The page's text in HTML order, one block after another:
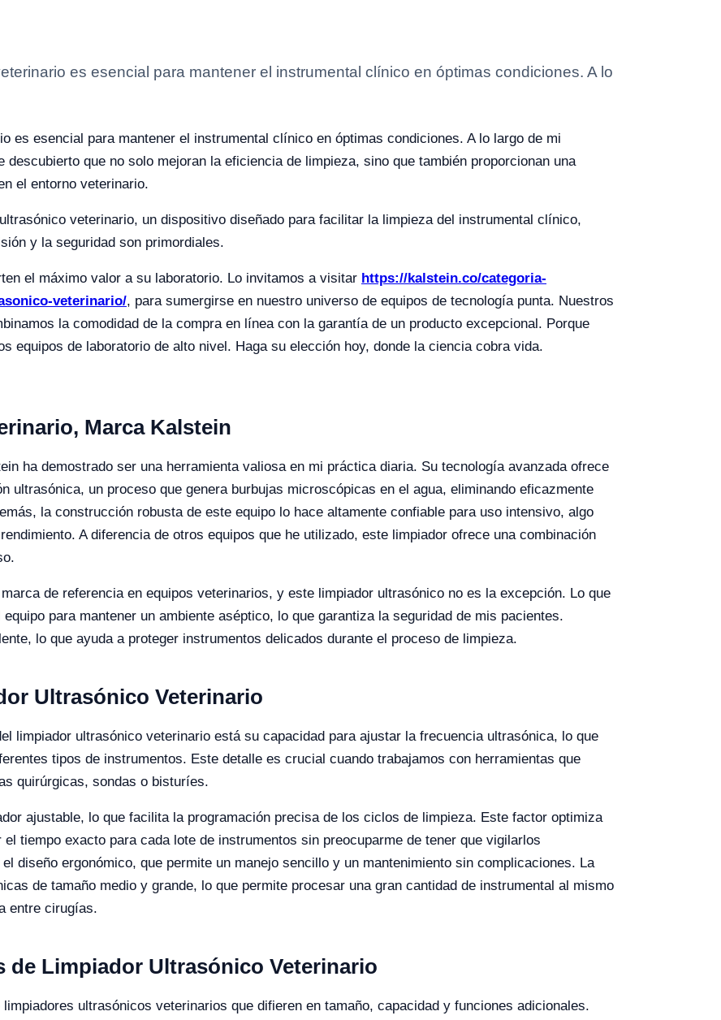
es esencial para mantener el instrumental clínico en óptimas condiciones. A lo
es esencial para mantener el instrumental clínico en óptimas condiciones. A lo largo de mi
que no solo mejoran la eficiencia de limpieza, sino que también proporcionan una
el entorno veterinario.
veterinario, un dispositivo diseñado para facilitar la limpieza del instrumental clínico,
y la seguridad son primordiales.
el máximo valor a su laboratorio. Lo invitamos a visitar https://kalstein.co/categoria-
veterinario/, para sumergirse en nuestro universo de equipos de tecnología punta. Nuestros
la comodidad de la compra en línea con la garantía de un producto excepcional. Porque
equipos de laboratorio de alto nivel. Haga su elección hoy, donde la ciencia cobra vida.
Marca Kalstein
ha demostrado ser una herramienta valiosa en mi práctica diaria. Su tecnología avanzada ofrece
ultrasónica, un proceso que genera burbujas microscópicas en el agua, eliminando eficazmente
la construcción robusta de este equipo lo hace altamente confiable para uso intensivo, algo
A diferencia de otros equipos que he utilizado, este limpiador ofrece una combinación
de referencia en equipos veterinarios, y este limpiador ultrasónico no es la excepción. Lo que
para mantener un ambiente aséptico, lo que garantiza la seguridad de mis pacientes.
lo que ayuda a proteger instrumentos delicados durante el proceso de limpieza.
Ultrasónico Veterinario
limpiador ultrasónico veterinario está su capacidad para ajustar la frecuencia ultrasónica, lo que
tipos de instrumentos. Este detalle es crucial cuando trabajamos con herramientas que
quirúrgicas, sondas o bisturíes.
ajustable, lo que facilita la programación precisa de los ciclos de limpieza. Este factor optimiza
tiempo exacto para cada lote de instrumentos sin preocuparme de tener que vigilarlos
diseño ergonómico, que permite un manejo sencillo y un mantenimiento sin complicaciones. La
de tamaño medio y grande, lo que permite procesar una gran cantidad de instrumental al mismo
entre cirugías.
de Limpiador Ultrasónico Veterinario
ultrasónicos veterinarios que difieren en tamaño, capacidad y funciones adicionales.